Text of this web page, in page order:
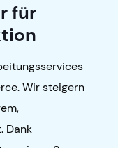
für
Wir steigern
Dank